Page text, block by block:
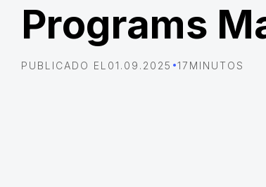
Programs
PUBLICADO EL 01.09.2025 •17 MINUTOS